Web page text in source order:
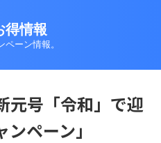
得情報
ーン情報。
号「令和」で迎
ペーン」